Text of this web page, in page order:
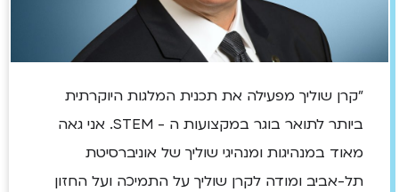
"קרן שוליך מפעילה את תכנית המלגות היוקרתית
ביותר לתואר בוגר במקצועות ה - STEM. אני גאה
מאוד במנהיגות ומנהיגי שוליך של אוניברסיטת
תל-אביב ומודה לקרן שוליך על התמיכה ועל החזון